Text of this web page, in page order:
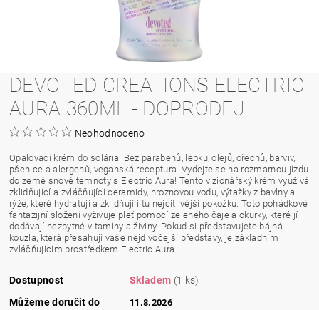
DEVOTED CREATIONS ELECTRIC
AURA 360ML - DOPRODEJ
Neohodnoceno
Opalovací krém do solária. Bez parabenů, lepku, olejů, ořechů, barviv,
pšenice a alergenů, veganská receptura. Vydejte se na rozmarnou jízdu
do země snové temnoty s Electric Aura! Tento vizionářský krém využívá
zklidňující a zvláčňující ceramidy, hroznovou vodu, výtažky z bavlny a
rýže, které hydratují a zklidňují i tu nejcitlivější pokožku. Toto pohádkové
fantazijní složení vyživuje pleť pomocí zeleného čaje a okurky, které jí
dodávají nezbytné vitamíny a živiny. Pokud si představujete bájná
kouzla, která přesahují vaše nejdivočejší představy, je základním
zvláčňujícím prostředkem Electric Aura.
Dostupnost Skladem (1 ks)
Můžeme doručit do
11.8.2026